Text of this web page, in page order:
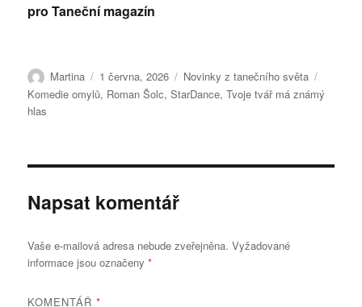
pro Taneční magazín
Autor:
Martina Publikováno:
1 června, 2026 Rubriky:
Novinky z tanečního světa
Komedie omylů, Roman Šolc,StarDance,Tvoje tvář má známý
hlas
Napsat komentář
Vaše e-mailová adresa nebude zveřejněna. Vyžadované
informace jsou označeny*
KOMENTÁŘ*